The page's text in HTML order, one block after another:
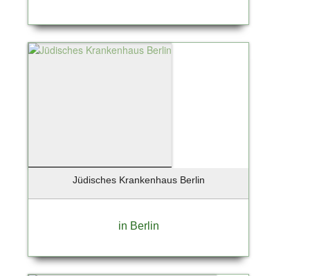
Jüdisches Krankenhaus Berlin
in Berlin